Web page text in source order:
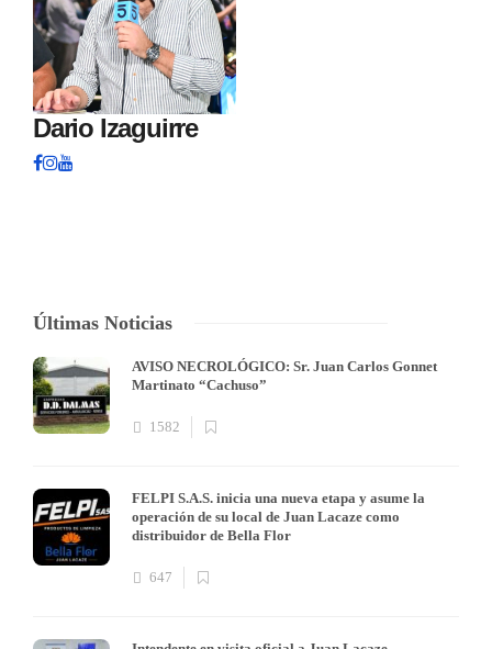
Dario Izaguirre
Últimas Noticias
AVISO NECROLÓGICO: Sr. Juan Carlos Gonnet
Martinato “Cachuso”
1582
FELPI S.A.S. inicia una nueva etapa y asume la
operación de su local de Juan Lacaze como
distribuidor de Bella Flor
647